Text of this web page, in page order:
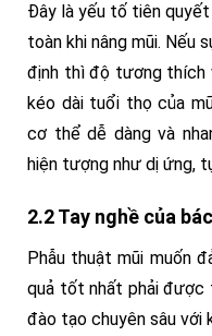
Đây là yếu tố tiên quyết
toàn khi nâng mũi. Nếu
định thì độ tương thích
kéo dài tuổi thọ của
cơ thể dễ dàng và
hiện tượng như dị ứng,
2.2 Tay nghề của
Phẫu thuật mũi muốn
quả tốt nhất phải được
đào tạo chuyên sâu với